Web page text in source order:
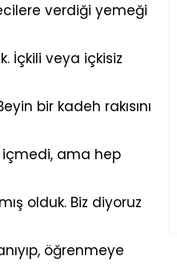
verdiği yemeği
İçkili veya içkisiz
bir kadeh rakısını
içmedi, ama hep
olduk. Biz diyoruz
öğrenmeye